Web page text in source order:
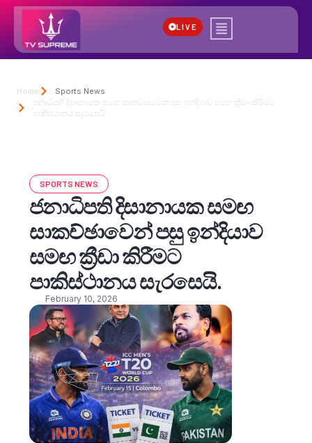
LIVE
Home
Sports News
ජනාධිපති දිසානායක සමඟ සාකච්ඡාවෙන් පසු ඉන්දියාව සමඟ ක්‍රීඩා කිරීමට
පාකිස්ථානය සැරසෙයි.
SPORTS NEWS
ජනාධිපති දිසානායක සමඟ
සාකච්ඡාවෙන් පසු ඉන්දියාව
සමඟ ක්‍රීඩා කිරීමට
පාකිස්ථානය සැරසෙයි.
February 10, 2026